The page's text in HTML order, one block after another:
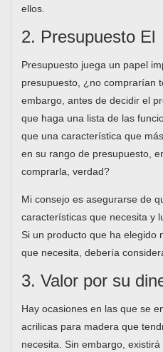
ellos.
2. Presupuesto El
Presupuesto juega un papel
presupuesto, ¿no comprarían
embargo, antes de decidir el
que haga una lista de las
que una característica que
en su rango de presupuesto,
comprarla, verdad?
Mi consejo es asegurarse de
características que necesita y
Si un producto que ha elegido
que necesita, debería
3. Valor por su
Hay ocasiones en las que se
acrilicas para madera que
necesita. Sin embargo,